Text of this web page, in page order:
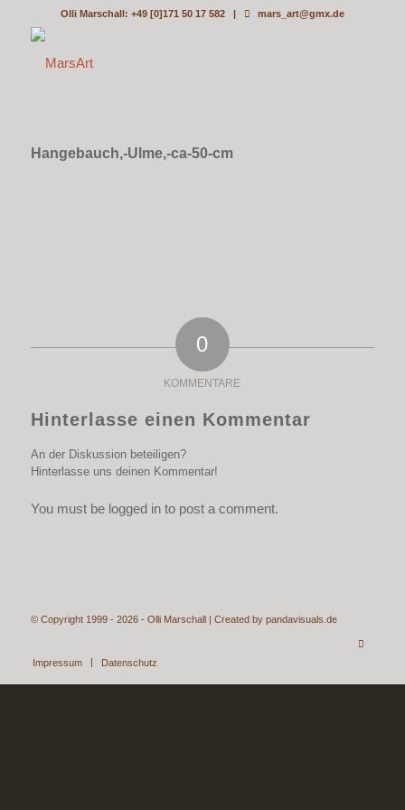
Olli Marschall: +49 [0]171 50 17 582 | mars_art@gmx.de
Hangebauch,-Ulme,-ca-50-cm
0
KOMMENTARE
Hinterlasse einen Kommentar
An der Diskussion beteiligen?
Hinterlasse uns deinen Kommentar!
You must be logged in to post a comment.
© Copyright 1999 - 2026 - Olli Marschall | Created by pandavisuals.de
Impressum Datenschutz